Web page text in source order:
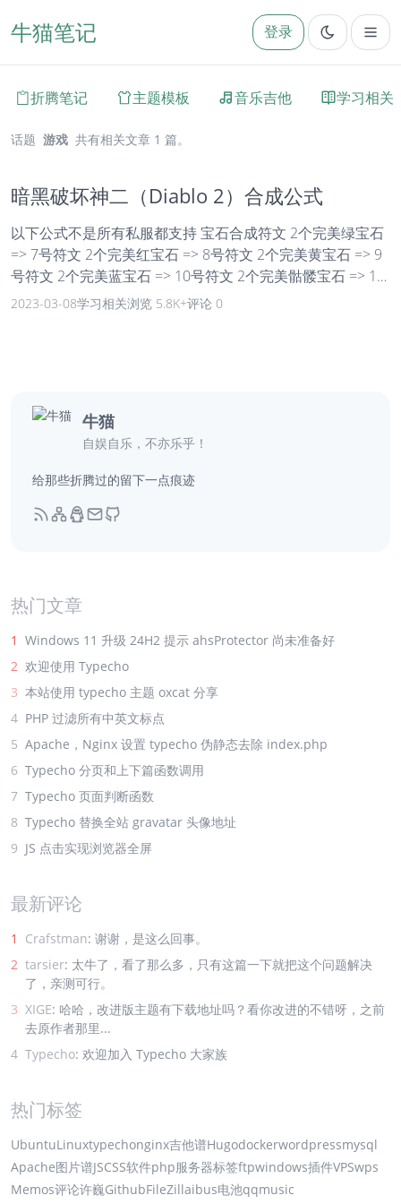
牛猫笔记 登录
折腾笔记 主题模板 音乐吉他 学习相关
话题 游戏 共有相关文章 1 篇。
暗黑破坏神二（Diablo 2）合成公式
以下公式不是所有私服都支持 宝石合成符文 2个完美绿宝石
=> 7号符文 2个完美红宝石 => 8号符文 2个完美黄宝石 => 9
号符文 2个完美蓝宝石 => 10号符文 2个完美骷髅宝石 => 11
号符文 2个完美紫宝石 => 12号符文 2个完美钻石 => 13号符
2023-03-08学习相关浏览 5.8K+评论 0
牛猫
自娱自乐，不亦乐乎！
给那些折腾过的留下一点痕迹
热门文章
1 Windows 11 升级 24H2 提示 ahsProtector 尚未准备好
2 欢迎使用 Typecho
3 本站使用 typecho 主题 oxcat 分享
4 PHP 过滤所有中英文标点
5 Apache，Nginx 设置 typecho 伪静态去除 index.php
6 Typecho 分页和上下篇函数调用
7 Typecho 页面判断函数
8 Typecho 替换全站 gravatar 头像地址
9 JS 点击实现浏览器全屏
最新评论
1 Crafstman: 谢谢，是这么回事。
2 tarsier: 太牛了，看了那么多，只有这篇一下就把这个问题解决
了，亲测可行。
3 XIGE: 哈哈，改进版主题有下载地址吗？看你改进的不错呀，之前
去原作者那里...
4 Typecho: 欢迎加入 Typecho 大家族
热门标签
UbuntuLinuxtypechonginx吉他谱Hugodockerwordpressmysql
Apache图片谱JSCSS软件php服务器标签ftpwindows插件VPSwps
Memos评论许巍GithubFileZillaibus电池qqmusic